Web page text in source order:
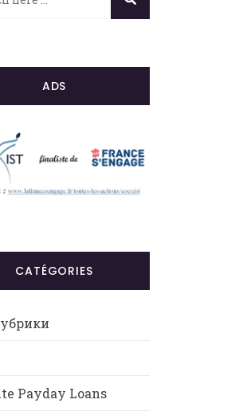
ADS
CATÉGORIES
Payday Loans